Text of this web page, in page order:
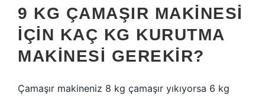
9 KG ÇAMAŞIR MAKINESI
IÇIN KAÇ KG KURUTMA
MAKINESI GEREKIR?
Çamaşır makineniz 8 kg çamaşır yıkıyorsa 6 kg